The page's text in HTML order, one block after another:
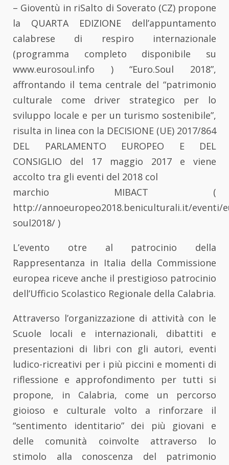
– Gioventù in riSalto di Soverato (CZ) propone
la QUARTA EDIZIONE dell’appuntamento
calabrese di respiro internazionale
(programma completo disponibile su
www.eurosoul.info ) “Euro.Soul 2018”,
affrontando il tema centrale del “patrimonio
culturale come driver strategico per lo
sviluppo locale e per un turismo sostenibile”,
risulta in linea con la DECISIONE (UE) 2017/864
DEL PARLAMENTO EUROPEO E DEL
CONSIGLIO del 17 maggio 2017 e viene
accolto tra gli eventi del 2018 col
marchio MIBACT (
http://annoeuropeo2018.beniculturali.it/eventi/
soul2018/ )
L’evento otre al patrocinio della
Rappresentanza in Italia della Commissione
europea riceve anche il prestigioso patrocinio
dell’Ufficio Scolastico Regionale della Calabria.
Attraverso l’organizzazione di attività con le
Scuole locali e internazionali, dibattiti e
presentazioni di libri con gli autori, eventi
ludico-ricreativi per i più piccini e momenti di
riflessione e approfondimento per tutti si
propone, in Calabria, come un percorso
gioioso e culturale volto a rinforzare il
“sentimento identitario” dei più giovani e
delle comunità coinvolte attraverso lo
stimolo alla conoscenza del patrimonio